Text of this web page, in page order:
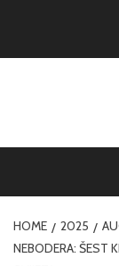
HOME 2025
NEBODERA: ŠEST